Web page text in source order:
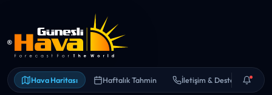
Hava Haritası Haftalık Tahmin İletişim & Destek